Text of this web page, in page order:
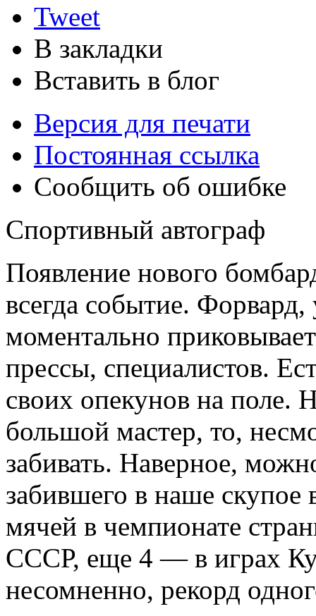
Tweet
В закладки
Вставить в блог
Версия для печати
Постоянная ссылка
Сообщить об ошибке
Спортивный автограф
Появление нового
всегда событие.
моментально
прессы, специалистов.
своих опекунов на поле.
большой мастер, то,
забивать. Наверное,
забившего в наше
мячей в чемпионате
СССР, еще 4 — в играх
несомненно, рекорд